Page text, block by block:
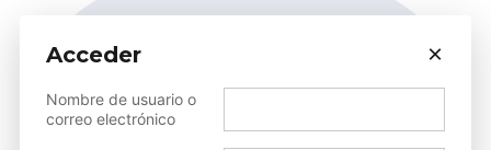
Acceder ×
Nombre de usuario o
correo electrónico